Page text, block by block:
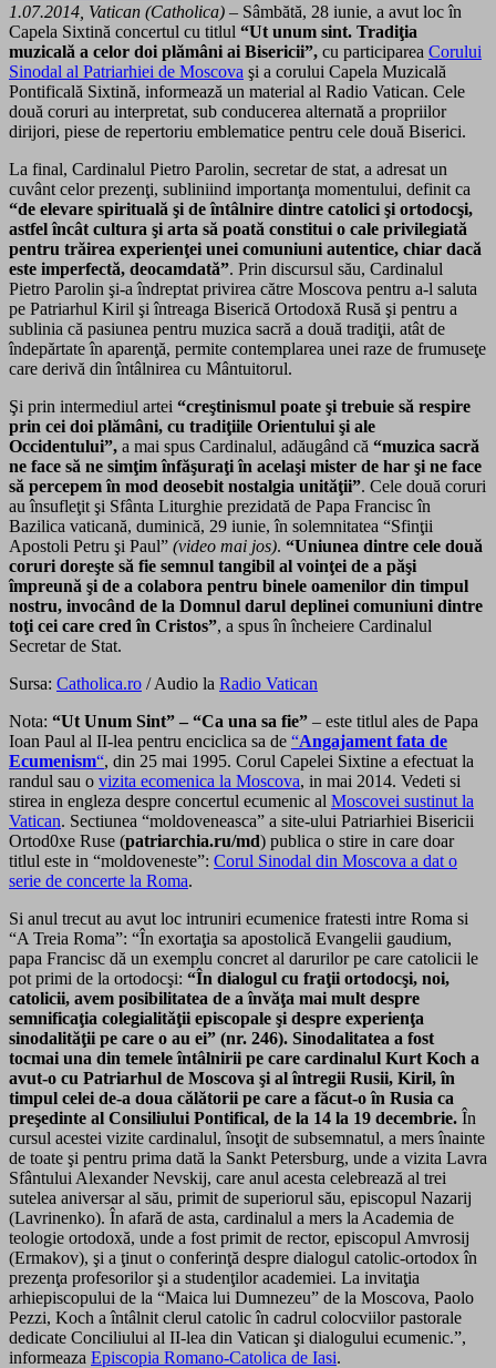
1.07.2014, Vatican (Catholica) – Sâmbătă, 28 iunie, a avut loc în
Capela Sixtină concertul cu titlul “Ut unum sint. Tradiţia
muzicală a celor doi plămâni ai Bisericii”, cu participarea Corului
Sinodal al Patriarhiei de Moscova şi a corului Capela Muzicală
Pontificală Sixtină, informează un material al Radio Vatican. Cele
două coruri au interpretat, sub conducerea alternată a propriilor
dirijori, piese de repertoriu emblematice pentru cele două Biserici.
La final, Cardinalul Pietro Parolin, secretar de stat, a adresat un
cuvânt celor prezenţi, subliniind importanţa momentului, definit ca
“de elevare spirituală şi de întâlnire dintre catolici şi ortodocşi,
astfel încât cultura şi arta să poată constitui o cale privilegiată
pentru trăirea experienţei unei comuniuni autentice, chiar dacă
este imperfectă, deocamdată”. Prin discursul său, Cardinalul
Pietro Parolin şi-a îndreptat privirea către Moscova pentru a-l saluta
pe Patriarhul Kiril şi întreaga Biserică Ortodoxă Rusă şi pentru a
sublinia că pasiunea pentru muzica sacră a două tradiţii, atât de
îndepărtate în aparenţă, permite contemplarea unei raze de frumuseţe
care derivă din întâlnirea cu Mântuitorul.
Şi prin intermediul artei “creştinismul poate şi trebuie să respire
prin cei doi plămâni, cu tradiţiile Orientului şi ale
Occidentului”, a mai spus Cardinalul, adăugând că “muzica sacră
ne face să ne simţim înfăşuraţi în acelaşi mister de har şi ne face
să percepem în mod deosebit nostalgia unităţii”. Cele două coruri
au însufleţit şi Sfânta Liturghie prezidată de Papa Francisc în
Bazilica vaticană, duminică, 29 iunie, în solemnitatea “Sfinţii
Apostoli Petru şi Paul” (video mai jos). “Uniunea dintre cele două
coruri doreşte să fie semnul tangibil al voinţei de a păşi
împreună şi de a colabora pentru binele oamenilor din timpul
nostru, invocând de la Domnul darul deplinei comuniuni dintre
toţi cei care cred în Cristos”, a spus în încheiere Cardinalul
Secretar de Stat.
Sursa: Catholica.ro / Audio la Radio Vatican
Nota: “Ut Unum Sint” – “Ca una sa fie” – este titlul ales de Papa
Ioan Paul al II-lea pentru enciclica sa de “Angajament fata de
Ecumenism“, din 25 mai 1995. Corul Capelei Sixtine a efectuat la
randul sau o vizita ecomenica la Moscova, in mai 2014. Vedeti si
stirea in engleza despre concertul ecumenic al Moscovei sustinut la
Vatican. Sectiunea “moldoveneasca” a site-ului Patriarhiei Bisericii
Ortod0xe Ruse (patriarchia.ru/md) publica o stire in care doar
titlul este in “moldoveneste”: Corul Sinodal din Moscova a dat o
serie de concerte la Roma.
Si anul trecut au avut loc intruniri ecumenice fratesti intre Roma si
“A Treia Roma”: “În exortaţia sa apostolică Evangelii gaudium,
papa Francisc dă un exemplu concret al darurilor pe care catolicii le
pot primi de la ortodocşi: “În dialogul cu fraţii ortodocşi, noi,
catolicii, avem posibilitatea de a învăţa mai mult despre
semnificaţia colegialităţii episcopale şi despre experienţa
sinodalităţii pe care o au ei” (nr. 246). Sinodalitatea a fost
tocmai una din temele întâlnirii pe care cardinalul Kurt Koch a
avut-o cu Patriarhul de Moscova şi al întregii Rusii, Kiril, în
timpul celei de-a doua călătorii pe care a făcut-o în Rusia ca
preşedinte al Consiliului Pontifical, de la 14 la 19 decembrie. În
cursul acestei vizite cardinalul, însoţit de subsemnatul, a mers înainte
de toate şi pentru prima dată la Sankt Petersburg, unde a vizita Lavra
Sfântului Alexander Nevskij, care anul acesta celebrează al trei
sutelea aniversar al său, primit de superiorul său, episcopul Nazarij
(Lavrinenko). În afară de asta, cardinalul a mers la Academia de
teologie ortodoxă, unde a fost primit de rector, episcopul Amvrosij
(Ermakov), şi a ţinut o conferinţă despre dialogul catolic-ortodox în
prezenţa profesorilor şi a studenţilor academiei. La invitaţia
arhiepiscopului de la “Maica lui Dumnezeu” de la Moscova, Paolo
Pezzi, Koch a întâlnit clerul catolic în cadrul colocviilor pastorale
dedicate Conciliului al II-lea din Vatican şi dialogului ecumenic.”,
informeaza Episcopia Romano-Catolica de Iasi.